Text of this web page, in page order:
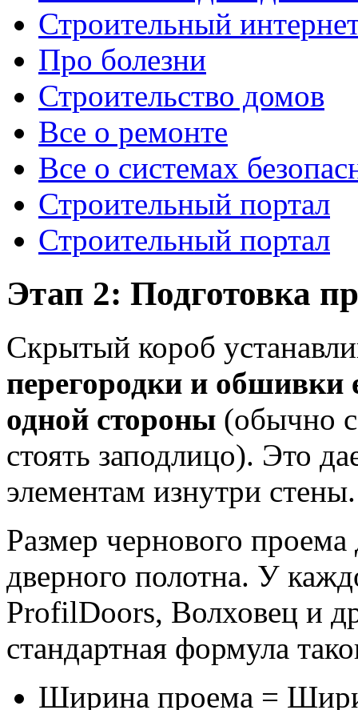
Строительный
Про болезни
Строительство домов
Все о ремонте
Все о системах
Строительный портал
Строительный портал
Этап 2: Подготовка
Скрытый короб
перегородки и обшивки
одной стороны (обычно
стоять заподлицо). Это
элементам изнутри стены.
Размер чернового
дверного полотна. У
ProfilDoors, Волховец и
стандартная формула
Ширина проема =